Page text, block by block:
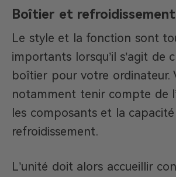
Boîtier et refroidissement
Le style et la fonction sont
importants lorsqu’il s’agit de
boîtier pour votre ordinateur.
notamment tenir compte de
les composants et la
refroidissement.
L’unité doit alors accueillir